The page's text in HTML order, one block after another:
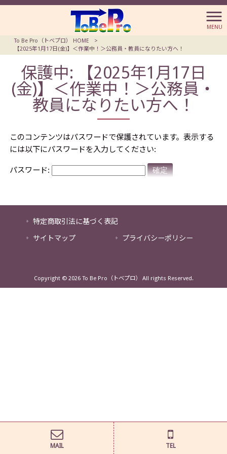
MENU
To Be Pro（トベプロ） HOME
>
【2025年1月17日(金)】＜作業中！＞公務員・教員になりたい方へ！
保護中: 【2025年1月17日
(金)】＜作業中！＞公務員・
教員になりたい方へ！
このコンテンツはパスワードで保護されています。表示する
には以下にパスワードを入力してください:
パスワード:
特定商取引法に基づく表記
サイトマップ プライバシーポリシー
Copyright © 2026 To Be Pro（トベプロ） All rights Reserved.
MAIL TEL